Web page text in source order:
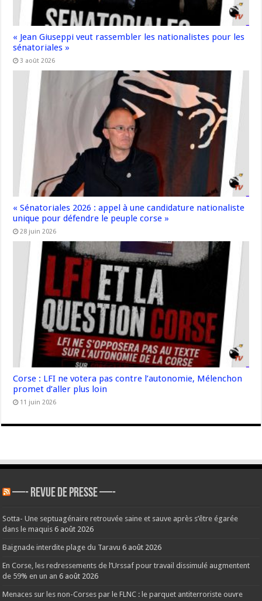
« Jean Giuseppi veut rassembler les nationalistes pour les
sénatoriales »
3 août 2026
« Sénatoriales 2026 : appel à une candidature nationaliste
unique pour défendre le peuple corse »
28 juin 2026
Corse : LFI ne votera pas contre l’autonomie, Mélenchon
promet d’aller plus loin
11 juin 2026
—- REVUE DE PRESSE —-
Sotta- Une septuagénaire retrouvée saine et sauve après s’être égarée
dans le maquis 6 août 2026
Baignade interdite plage du Taravu 6 août 2026
En Corse, les redressements de l’Urssaf pour travail dissimulé augmentent
de 59% en un an 6 août 2026
Menaces sur les non-Corses par le FLNC : le parquet antiterroriste ouvre